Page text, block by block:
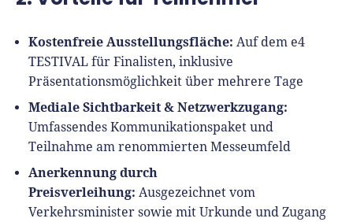
Kleingewerbe anmelden
Unsere Gründungspakete
Online-Kredit anfragen
Kassensystem
Versicherungen
Zuschüsse
Kontokorrenkredit
Flexible Kreditlinie
Businessplan-Software
Business Model Canvas
Gründertest
Gründungsassistent
Finanzplan Tool
Preiskalkulation
Buchhaltungssoftware
Unsere Gründungspakete
Geförderte Beratung
Finanzierungsangebote
Marke, AGB & Datenschutz
Geschäftskonto eröffnen
Kostenfreie Ausstellungsfläche: Auf dem e4
TESTIVAL für Finalisten, inklusive
Präsentationsmöglichkeit über mehrere Tage
Mediale Sichtbarkeit & Netzwerkzugang:
Umfassendes Kommunikationspaket und
Teilnahme am renommierten Messeumfeld
Anerkennung durch
Preisverleihung: Ausgezeichnet vom
Verkehrsminister sowie mit Urkunde und Zugang